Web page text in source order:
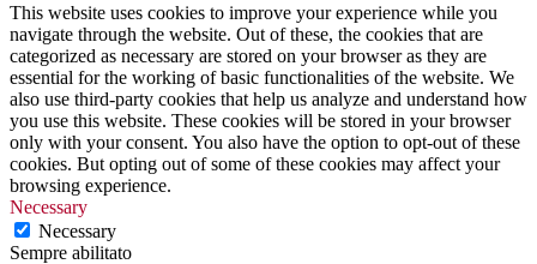
This website uses cookies to improve your experience while you
navigate through the website. Out of these, the cookies that are
categorized as necessary are stored on your browser as they are
essential for the working of basic functionalities of the website. We
also use third-party cookies that help us analyze and understand how
you use this website. These cookies will be stored in your browser
only with your consent. You also have the option to opt-out of these
cookies. But opting out of some of these cookies may affect your
browsing experience.
Necessary
Necessary
Sempre abilitato